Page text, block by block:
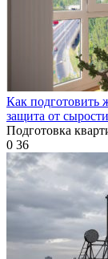
Как подготовить
защита от сырости
Подготовка
0 36